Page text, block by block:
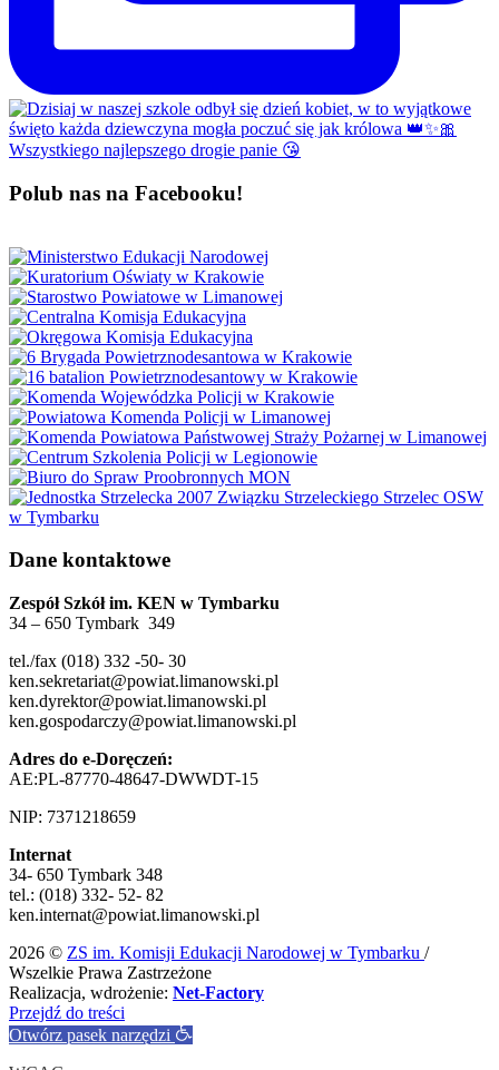
Polub nas na Facebooku!
Dane kontaktowe
Zespół Szkół im. KEN w Tymbarku
34 – 650 Tymbark 349
tel./fax (018) 332 -50- 30
ken.sekretariat@powiat.limanowski.pl
ken.dyrektor@powiat.limanowski.pl
ken.gospodarczy@powiat.limanowski.pl
Adres do e-Doręczeń:
AE:PL-87770-48647-DWWDT-15
NIP: 7371218659
Internat
34- 650 Tymbark 348
tel.: (018) 332- 52- 82
ken.internat@powiat.limanowski.pl
2026 © ZS im. Komisji Edukacji Narodowej w Tymbarku /
Wszelkie Prawa Zastrzeżone
Realizacja, wdrożenie: Net-Factory
Przejdź do treści
Otwórz pasek narzędzi